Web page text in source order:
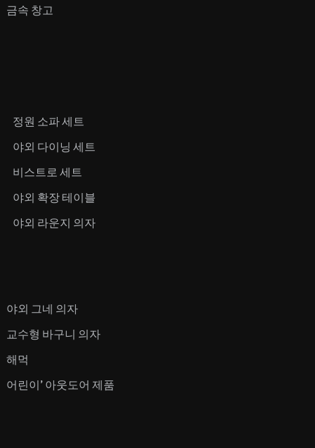
금속 창고
정원 소파 세트
야외 다이닝 세트
비스트로 세트
야외 확장 테이블
야외 라운지 의자
야외 그네 의자
교수형 바구니 의자
해먹
어린이’ 아웃도어 제품